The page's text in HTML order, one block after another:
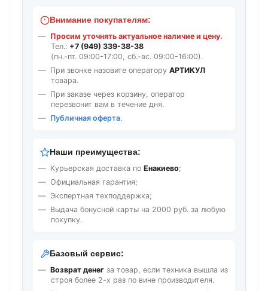
Внимание покупателям:
Просим уточнять актуальное наличие и цену.
Тел.: +7 (949) 339-38-38
(пн.-пт. 09:00-17:00, сб.-вс. 09:00-16:00).
При звонке назовите оператору АРТИКУЛ
товара.
При заказе через корзину, оператор
перезвонит вам в течение дня.
Публичная оферта.
Наши преимущества:
Курьерская доставка по Енакиево;
Официальная гарантия;
Экспертная техподдержка;
Выдача бонусной карты на 2000 руб. за любую
покупку.
Базовый сервис:
Возврат денег за товар, если техника вышла из
строя более 2-х раз по вине производителя.